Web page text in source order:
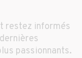
restez informés
passionnants.